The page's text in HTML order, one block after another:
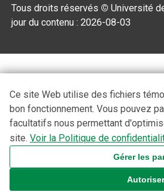
Tous droits réservés © Université
jour du contenu :2026-08-03
Ce site Web utilise des fichiers
bon fonctionnement. Vous pouvez
facultatifs nous permettant
site. Voir la Politique de
Gérer les